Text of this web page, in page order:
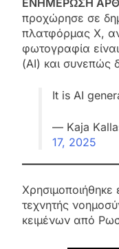
προχώρησε σε
πλατφόρμας X,
φωτογραφία
(AI) και συνεπώς
It is AI
— Kaja
17, 2025
Χρησιμοποιήθηκε
τεχνητής
κειμένων από